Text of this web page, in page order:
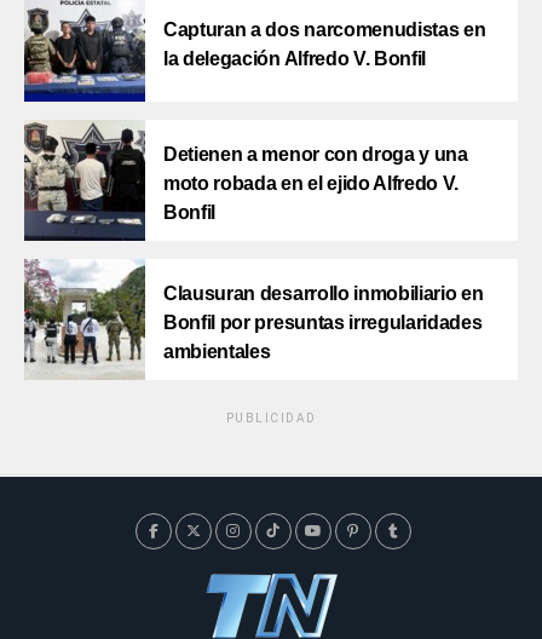
Capturan a dos narcomenudistas en
la delegación Alfredo V. Bonfil
Detienen a menor con droga y una
moto robada en el ejido Alfredo V.
Bonfil
Clausuran desarrollo inmobiliario en
Bonfil por presuntas irregularidades
ambientales
PUBLICIDAD